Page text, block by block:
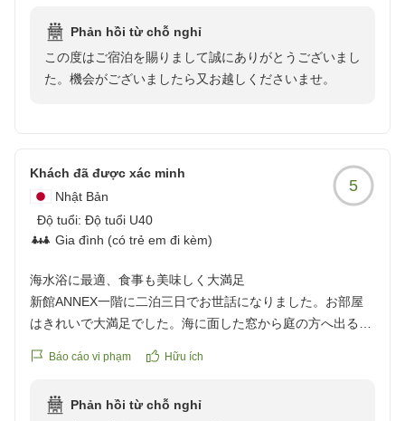
のかもしれません。
クチコミの詳細はこちらから
https://review.travel.rakuten.co.jp/hotel/voice/30113?
Phản hồi từ chỗ nghỉ
この度はご宿泊を賜りまして誠にありがとうございまし
た。機会がございましたら又お越しくださいませ。
Khách đã được xác minh
Nhật Bản
Độ tuổi: Độ tuổi U40
Gia đình (có trẻ em đi kèm)
5
海水浴に最適、食事も美味しく大満足
新館ANNEX一階に二泊三日でお世話になりました。お部屋
はきれいで大満足でした。海に面した窓から庭の方へ出るこ
などを干すことができました。大浴場に脱水機もあったの
海水浴からシャワーを浴びるために部屋へ戻ったときに、ち
Báo cáo vi phạm Hữu ích
Phản hồi từ chỗ nghỉ